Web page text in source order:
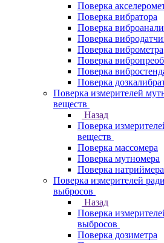
Поверка
Поверка вибратора
Поверка
Поверка
Поверка виброметра
Поверка
Поверка
Поверка
Поверка измерителей
веществ
Назад
Поверка
веществ
Поверка массомера
Поверка мутномера
Поверка натриймера
Поверка измерителей
выбросов
Назад
Поверка
выбросов
Поверка дозиметра